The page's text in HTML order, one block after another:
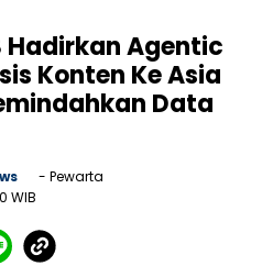
Hadirkan Agentic
Konten Ke Asia
Data
- Pewarta
WIB